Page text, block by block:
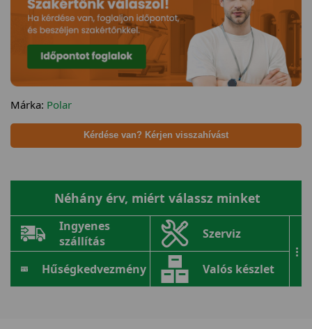
Márka: Polar
Kérdése van? Kérjen visszahívást
Néhány érv, miért válassz minket
Ingyenes
szállítás
Szerviz
Hűségkedvezmény Valós készlet
...